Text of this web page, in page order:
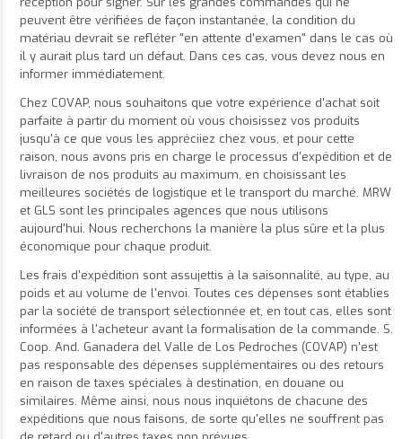
peuvent être vérifiées de façon instantanée, la condition du
matériau devrait se refléter "en attente d'examen" dans le cas où
il y aurait plus tard un défaut. Dans ces cas, vous devez nous en
informer immédiatement.
Chez COVAP, nous souhaitons que votre expérience d'achat soit
parfaite à partir du moment où vous choisissez vos produits
jusqu'à ce que vous les appréciiez chez vous, et pour cette
raison, nous avons pris en charge le processus d'expédition et de
livraison de nos produits au maximum, en choisissant les
meilleures sociétés de logistique et le transport du marché. MRW
et GLS sont les principales agences que nous utilisons
aujourd'hui. Nous recherchons la manière la plus sûre et la plus
économique pour chaque produit.
Les frais d'expédition sont assujettis à la saisonnalité, au type, au
poids et au volume de l'envoi. Toutes ces dépenses sont établies
par la société de transport sélectionnée et, en tout cas, elles sont
informées à l'acheteur avant la formalisation de la commande. S.
Coop. And. Ganadera del Valle de Los Pedroches (COVAP) n'est
pas responsable des dépenses supplémentaires ou des retours
en raison de taxes spéciales à destination, en douane ou
similaires. Même ainsi, nous nous inquiétons de chacune des
expéditions que nous faisons, de sorte qu'elles ne souffrent pas